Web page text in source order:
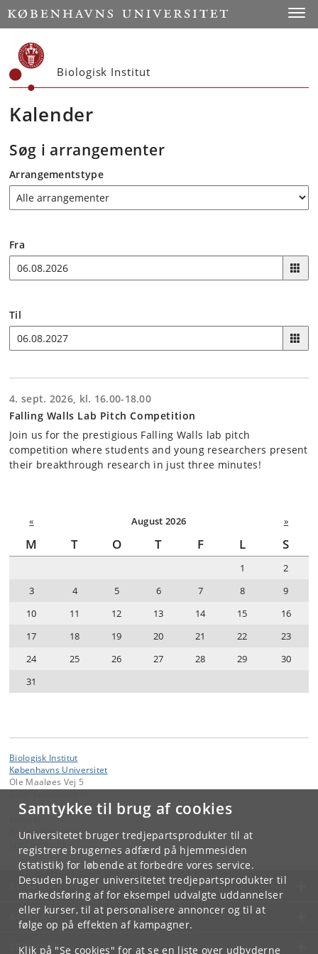
Samtykke til brug af cookies
Universitetet bruger tredjepartsprodukter til at
registrere brugernes adfærd på hjemmesiden
(statistik) for løbende at forbedre vores service.
Desuden bruger universitetet tredjepartsprodukter til
markedsføring af for eksempel udvalgte uddannelser
eller kurser, til at personalisere annoncer og til at
følge op på effekten af kampagner.
Klik på "Se cookies" for at se en liste over udbyderne
Start
Biologisk Institut
Kalender
Søg i arrangementer
Arrangementstype
Fra
Til
4. sept. 2026, kl. 16.00-18.00
Falling Walls Lab Pitch Competition
Join us for the prestigious Falling Walls lab pitch
competition where students and young researchers present
their breakthrough research in just three minutes!
« August 2026 »
M T O T F L S
1
2
3
4 5 6 7 8
9
10
11 12 13 14 15
16
17
18 19 20 21 22
23
24
25 26 27 28 29
30
31
Biologisk Institut
Københavns Universitet
Ole Maaløes Vej 5
Biologisk Institut
KØBENHAVNS UNIVERSITET
KONTAKT
SERVICES